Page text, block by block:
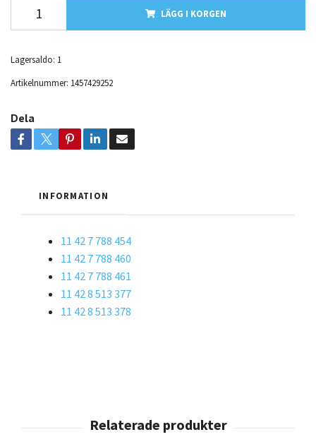
LÄGG I KORGEN
Lagersaldo: 1
Artikelnummer: 1457429252
Dela
INFORMATION
11 42 7 788 454
11 42 7 788 460
11 42 7 788 461
11 42 8 513 377
11 42 8 513 378